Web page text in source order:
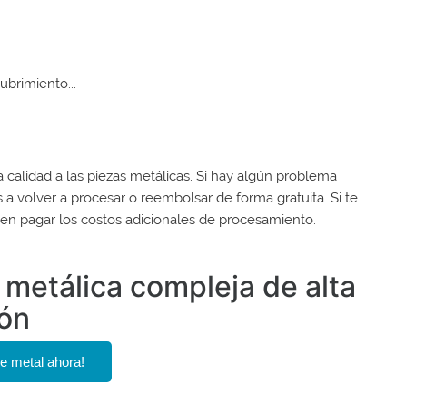
a las piezas metálicas. Si hay algún problema
volver a procesar o reembolsar de forma gratuita. Si te
pagar los costos adicionales de procesamiento.
compleja de alta
metal ahora!